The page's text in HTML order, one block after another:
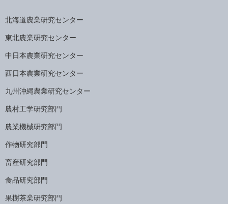
北海道農業研究センター
東北農業研究センター
中日本農業研究センター
西日本農業研究センター
九州沖縄農業研究センター
農村工学研究部門
農業機械研究部門
作物研究部門
畜産研究部門
食品研究部門
果樹茶業研究部門